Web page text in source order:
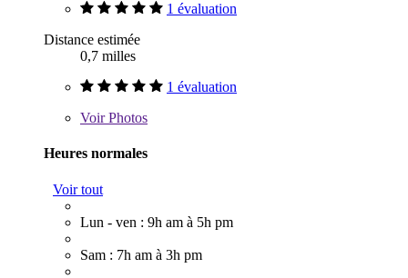
1 évaluation
Distance estimée
0,7 milles
1 évaluation
VoirPhotos
Heures normales
Voir tout
Lun - ven : 9h am à 5h pm
Sam : 7h am à 3h pm